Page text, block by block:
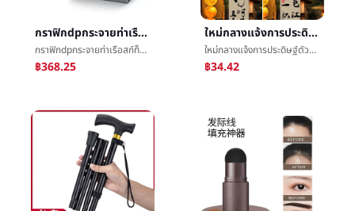
กราฟิกdpกระจายท่าเรือสก์ท็อปHDMIกระจายImplementDPนาทีสองเพิ่มขึ้นแสดงç¤ºImplementคอมพิวเตอร์ต่างแสดงนาทีจอภาพImplement
กราฟิกdpกระจายท่าเรือสก์ท็อปHDMIกระจายImplementDPนาทีสองเพิ่มขึ้นแสดงç¤ºImplementคอมพิวเตอร์ต่างแสดงนาทีจอภาพImplement
฿368.25
ใหม่กลางแจ้งการประดิษฐ์ตัวอักษรแขวนผ้าล้อมรอบเตาหลอมโลหะปรุงอาหารชาเครื่องประดับèæ¯ผ้าæ°ล้อมรอบความรู้สึกBBผ้าç½®การโฆษณาแผงลอยผ้าå¸
ใหม่กลางแจ้งการประดิษฐ์ตัวอักษรแขวนผ้าล้อมรอบเตาหลอมโลหะปรุงอาหารชาเครื่องประดับèæ¯ผ้าæ°ล้อมรอบความรู้สึกBBผ้าç½®การโฆษณาแผงลอยผ้าå¸
฿34.42